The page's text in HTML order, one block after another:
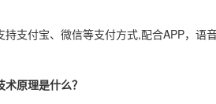
持支付宝、微信等支付方式,配合APP，
原理是什么？